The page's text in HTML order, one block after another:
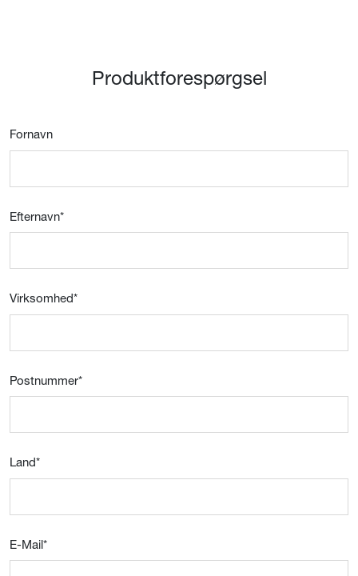
Produktforespørgsel
Fornavn
Efternavn*
Virksomhed*
Postnummer*
Land*
E-Mail*